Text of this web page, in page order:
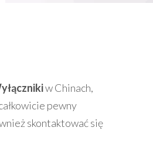
w Chinach,
pewny
skontaktować się